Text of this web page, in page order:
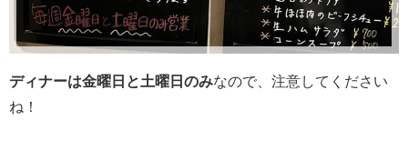
ディナーは金曜日と土曜日のみなので、注意してください
ね！